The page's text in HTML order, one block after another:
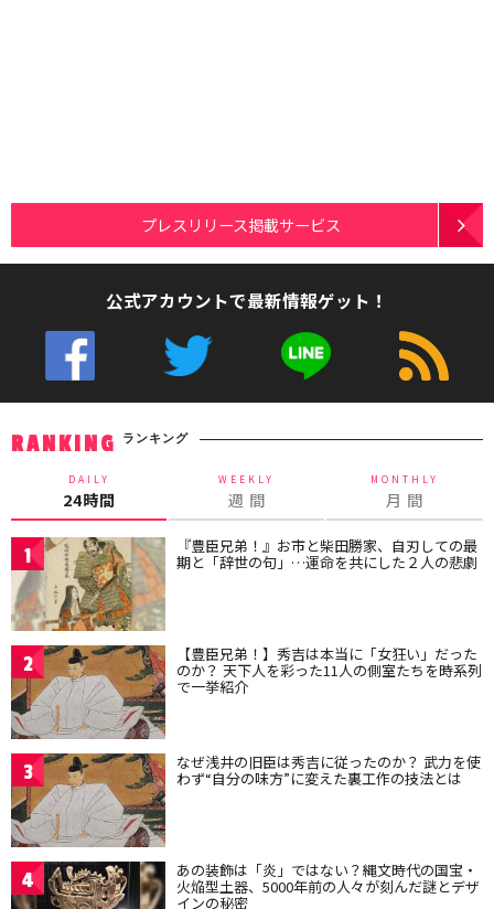
プレスリリース掲載サービス
公式アカウントで最新情報ゲット！
RANKING ランキング
DAILY
24時間
WEEKLY
週 間
MONTHLY
月 間
1 『豊臣兄弟！』お市と柴田勝家、自刃しての最
期と「辞世の句」…運命を共にした２人の悲劇
2 【豊臣兄弟！】秀吉は本当に「女狂い」だった
のか？ 天下人を彩った11人の側室たちを時系列
で一挙紹介
3 なぜ浅井の旧臣は秀吉に従ったのか？ 武力を使
わず“自分の味方”に変えた裏工作の技法とは
4 あの装飾は「炎」ではない？縄文時代の国宝・
火焔型土器、5000年前の人々が刻んだ謎とデザ
インの秘密